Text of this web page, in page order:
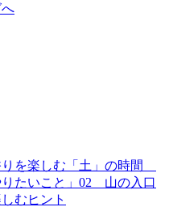
りを楽しむ「土」の時間
たいこと」02 山の入口
むヒント